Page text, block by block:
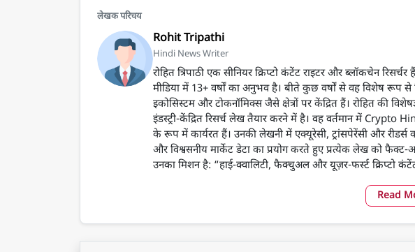
लेखक परिचय
Rohit Tripathi
Hindi News Writer
रोहित त्रिपाठी एक सीनियर क्रिप्टो कंटेंट राइटर और ब्लॉकचेन
मीडिया में 13+ वर्षों का अनुभव है। बीते कुछ वर्षों से वह विशेष रूप
इकोसिस्टम और टोकनॉमिक्स जैसे क्षेत्रों पर केंद्रित हैं। रोहित की
इंडस्ट्री-केंद्रित रिसर्च लेख तैयार करने में है। वह वर्तमान में
के रूप में कार्यरत हैं। उनकी लेखनी में एक्यूरेसी, ट्रांसपेरेंसी और रीडर्स
और विश्वसनीय मार्केट डेटा का प्रयोग करते हुए प्रत्येक लेख को फैक्ट-
उनका मिशन है: “हाई-क्वालिटी, फैक्चुअल और यूज़र-फर्स्ट क्रिप्टो
Read